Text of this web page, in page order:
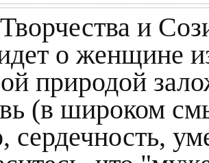
и
о женщине
природой
(в широком
сердечность,